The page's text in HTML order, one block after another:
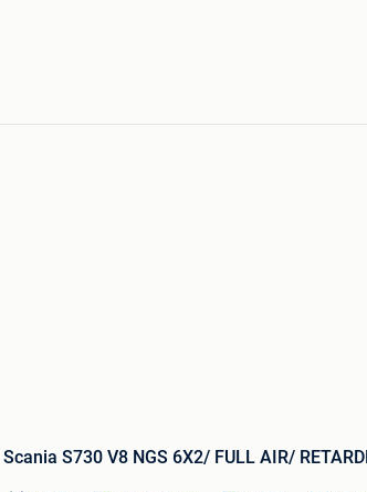
Scania S730 V8 NGS 6X2/ FULL AIR/